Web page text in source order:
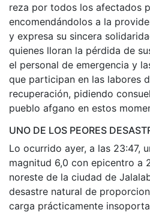
reza por todos los afectados
encomendándolos a la
y expresa su sincera
quienes lloran la pérdida de
el personal de emergencia y
que participan en las labores
recuperación, pidiendo
pueblo afgano en estos
UNO DE LOS PEORES
Lo ocurrido ayer, a las 23:47,
magnitud 6,0 ​​con epicentro a
noreste de la ciudad de
desastre natural de
carga prácticamente